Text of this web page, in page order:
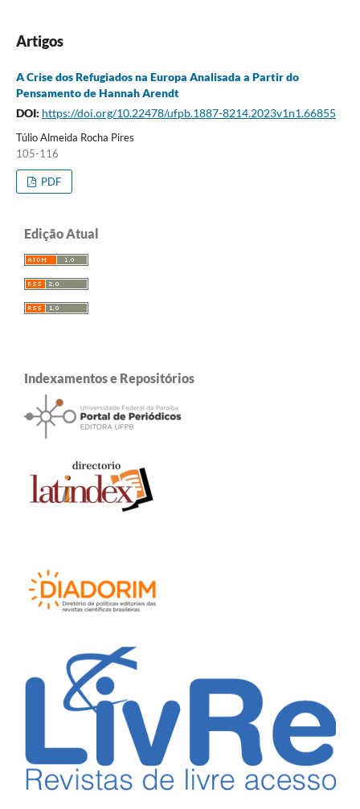
Artigos
A Crise dos Refugiados na Europa Analisada a Partir do
Pensamento de Hannah Arendt
DOI: https://doi.org/10.22478/ufpb.1887-8214.2023v1n1.66855
Túlio Almeida Rocha Pires
105-116
PDF
Edição Atual
Indexamentos e Repositórios